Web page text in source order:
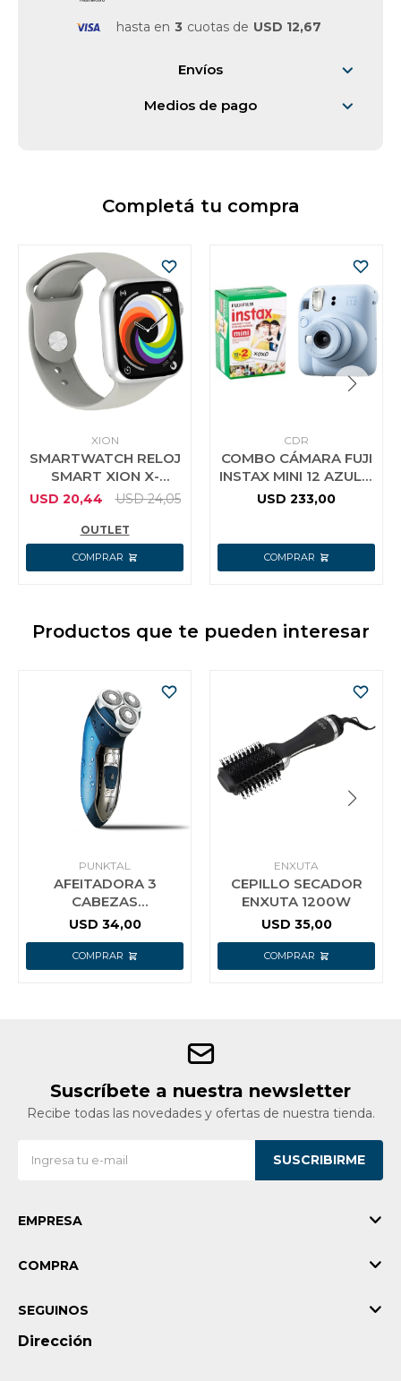
hasta en 3 cuotas de USD 12,67
Envíos
Medios de pago
Completá tu compra
XION
SMARTWATCH RELOJ
SMART XION X-
WATCH66 CAJA AZUL
USD 20,44 USD 24,05
OUTLET
CDR
COMBO CÁMARA FUJI
INSTAX MINI 12 AZUL +
PELÍCULA
USD 233,00
Productos que te pueden interesar
PUNKTAL
AFEITADORA 3
CABEZAS
RECARGABLE
USD 34,00
ENXUTA
CEPILLO SECADOR
ENXUTA 1200W
USD 35,00
Suscríbete a nuestra newsletter
Recibe todas las novedades y ofertas de nuestra tienda.
SUSCRIBIRME
EMPRESA
COMPRA
Dirección
SEGUINOS